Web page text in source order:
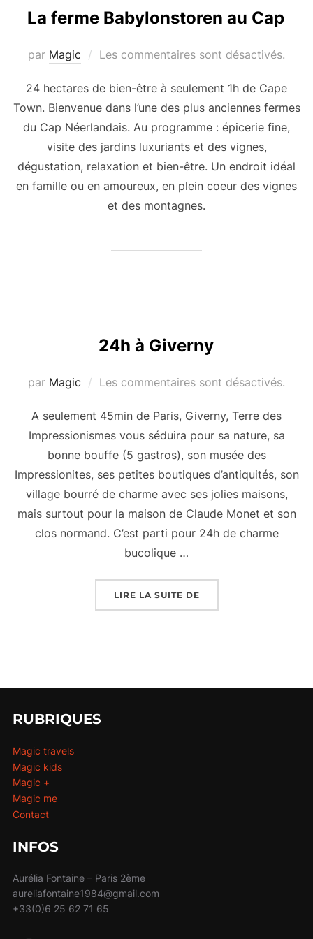
La ferme Babylonstoren au Cap
par Magic Les commentaires sont désactivés.
24 hectares de bien-être à seulement 1h de Cape
Town. Bienvenue dans l’une des plus anciennes fermes
du Cap Néerlandais. Au programme : épicerie fine,
visite des jardins luxuriants et des vignes,
dégustation, relaxation et bien-être. Un endroit idéal
en famille ou en amoureux, en plein coeur des vignes
et des montagnes.
24h à Giverny
par Magic Les commentaires sont désactivés.
A seulement 45min de Paris, Giverny, Terre des
Impressionismes vous séduira pour sa nature, sa
bonne bouffe (5 gastros), son musée des
Impressionites, ses petites boutiques d’antiquités, son
village bourré de charme avec ses jolies maisons,
mais surtout pour la maison de Claude Monet et son
clos normand. C’est parti pour 24h de charme
bucolique …
LIRE LA SUITE DE« 24H À GIVERNY »
RUBRIQUES
Magic travels
Magic kids
Magic +
Magic me
Contact
INFOS
Aurélia Fontaine – Paris 2ème
aureliafontaine1984@gmail.com
+33(0)6 25 62 71 65